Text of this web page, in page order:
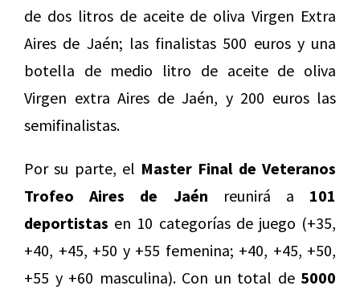
de dos litros de aceite de oliva Virgen Extra
Aires de Jaén; las finalistas 500 euros y una
botella de medio litro de aceite de oliva
Virgen extra Aires de Jaén, y 200 euros las
semifinalistas.
Por su parte, el Master Final de Veteranos
Trofeo Aires de Jaén reunirá a 101
deportistas en 10 categorías de juego (+35,
+40, +45, +50 y +55 femenina; +40, +45, +50,
+55 y +60 masculina). Con un total de 5000